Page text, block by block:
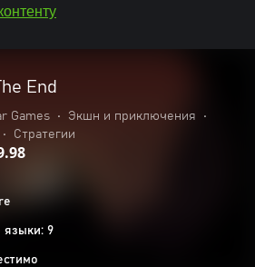
End
Games • Экшн и приключения
•
• Стратегии
9